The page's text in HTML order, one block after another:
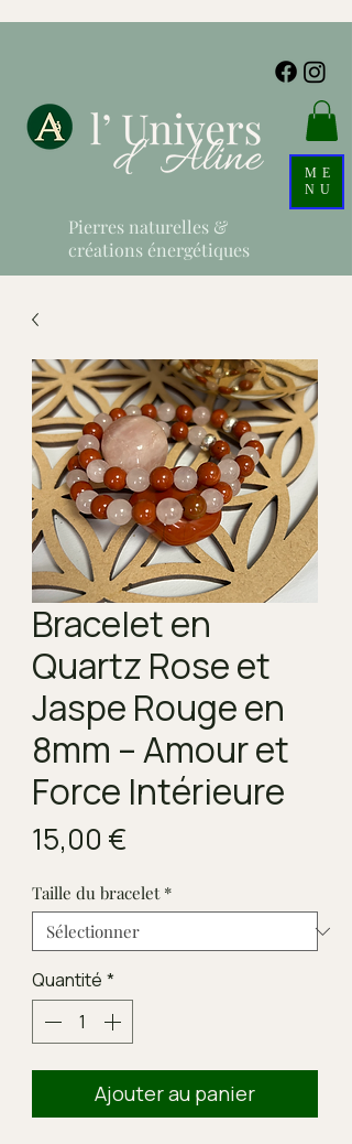
ME
NU
Pierres naturelles &
créations énergétiques
Bracelet en
Quartz Rose et
Jaspe Rouge en
8mm – Amour et
Force Intérieure
15,00 €
Taille du bracelet *
Quantité *
Ajouter au panier